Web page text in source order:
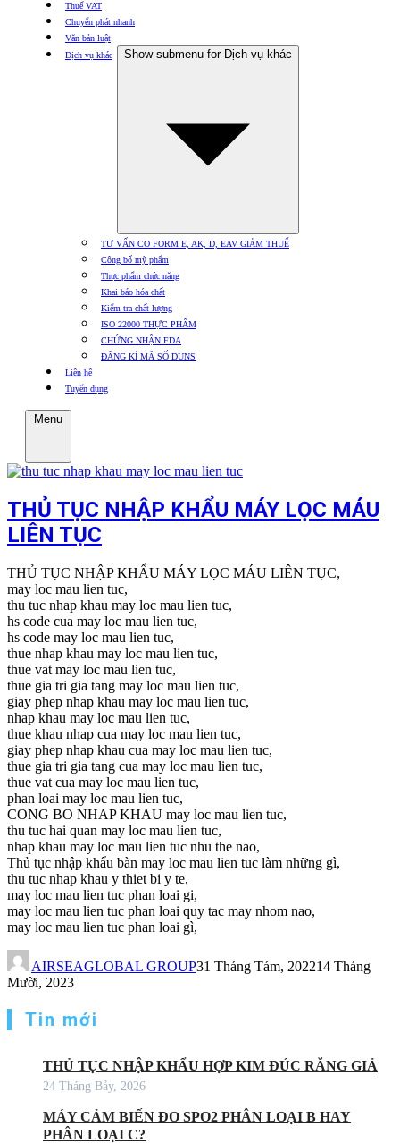
Thuế VAT
Chuyển phát nhanh
Văn bản luật
Dịch vụ khác
Show submenu for Dịch vụ khác
TƯ VẤN CO FORM E, AK, D, EAV GIẢM THUẾ
Công bố mỹ phẩm
Thực phẩm chức năng
Khai báo hóa chất
Kiểm tra chất lượng
ISO 22000 THỰC PHẨM
CHỨNG NHẬN FDA
ĐĂNG KÍ MÃ SỐ DUNS
Liên hệ
Tuyển dụng
Menu
THỦ TỤC NHẬP KHẨU MÁY LỌC MÁU
LIÊN TỤC
THỦ TỤC NHẬP KHẨU MÁY LỌC MÁU LIÊN TỤC,
may loc mau lien tuc,
thu tuc nhap khau may loc mau lien tuc,
hs code cua may loc mau lien tuc,
hs code may loc mau lien tuc,
thue nhap khau may loc mau lien tuc,
thue vat may loc mau lien tuc,
thue gia tri gia tang may loc mau lien tuc,
giay phep nhap khau may loc mau lien tuc,
nhap khau may loc mau lien tuc,
thue khau nhap cua may loc mau lien tuc,
giay phep nhap khau cua may loc mau lien tuc,
thue gia tri gia tang cua may loc mau lien tuc,
thue vat cua may loc mau lien tuc,
phan loai may loc mau lien tuc,
CONG BO NHAP KHAU may loc mau lien tuc,
thu tuc hai quan may loc mau lien tuc,
nhap khau may loc mau lien tuc nhu the nao,
Thủ tục nhập khẩu bàn may loc mau lien tuc làm những gì,
thu tuc nhap khau y thiet bi y te,
may loc mau lien tuc phan loai gi,
may loc mau lien tuc phan loai quy tac may nhom nao,
may loc mau lien tuc phan loai gì,
AIRSEAGLOBAL GROUP31 Tháng Tám, 202214 Tháng
Mười, 2023
Tin mới
THỦ TỤC NHẬP KHẨU HỢP KIM ĐÚC RĂNG GIẢ
24 Tháng Bảy, 2026
MÁY CẢM BIẾN ĐO SPO2 PHÂN LOẠI B HAY
PHÂN LOẠI C?